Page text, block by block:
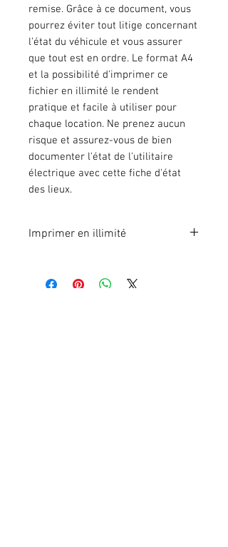
remise. Grâce à ce document, vous
pourrez éviter tout litige concernant
l'état du véhicule et vous assurer
que tout est en ordre. Le format A4
et la possibilité d'imprimer ce
fichier en illimité le rendent
pratique et facile à utiliser pour
chaque location. Ne prenez aucun
risque et assurez-vous de bien
documenter l'état de l'utilitaire
électrique avec cette fiche d'état
des lieux.
Imprimer en illimité
illimité. Pour 1 poste.